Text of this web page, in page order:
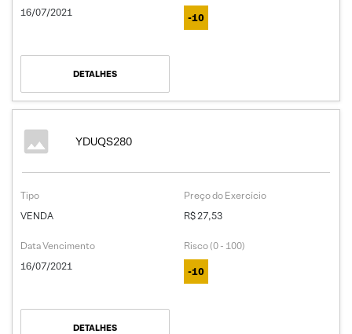
16/07/2021
-10
DETALHES
YDUQS280
Tipo
VENDA
Preço do Exercício
R$ 27,53
Data Vencimento
16/07/2021
Risco (0 - 100)
-10
DETALHES